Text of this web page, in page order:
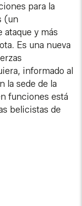
para la
(un
ataque y más
Es una nueva
informado al
la sede de la
funciones está
belicistas de